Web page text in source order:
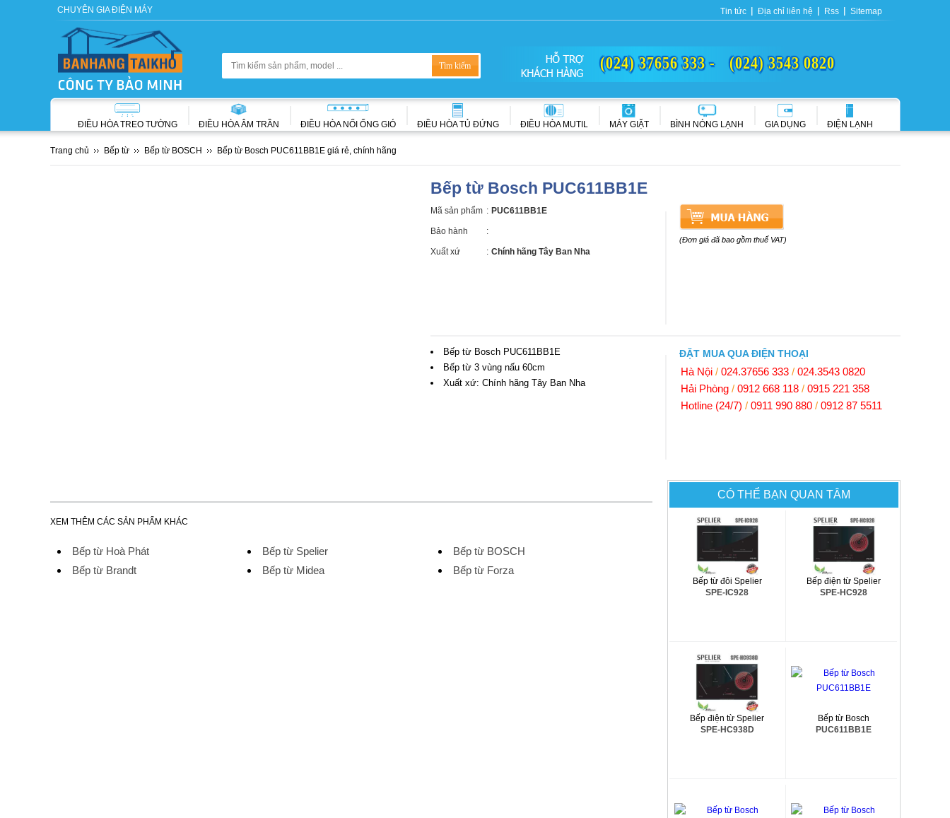
CHUYÊN GIA ĐIỆN MÁY Tin tức Địa chỉ liên hệ Rss Sitemap
(024) 37656 333 - (024) 3543 0820
ĐIỀU HÒA TREO TƯỜNG ĐIỀU HÒA ÂM TRẦN ĐIỀU HÒA NỐI ỐNG GIÓ ĐIỀU HÒA TỦ ĐỨNG ĐIỀU HÒA MUTIL MÁY GIẶT BÌNH NÓNG LẠNH GIA DỤNG ĐIỆN LẠNH
Trang chủ Bếp từ Bếp từ BOSCH Bếp từ Bosch PUC611BB1E giá rẻ, chính hãng
Bếp từ Bosch PUC611BB1E
Mã sản phẩm : PUC611BB1E
Bảo hành :
Xuất xứ : Chính hãng Tây Ban Nha
(Đơn giá đã bao gồm thuế VAT)
Bếp từ Bosch PUC611BB1E
Bếp từ 3 vùng nấu 60cm
Xuất xứ: Chính hãng Tây Ban Nha
ĐẶT MUA QUA ĐIỆN THOẠI
Hà Nội / 024.37656 333 / 024.3543 0820
Hải Phòng / 0912 668 118 / 0915 221 358
Hotline (24/7) / 0911 990 880 / 0912 87 5511
XEM THÊM CÁC SẢN PHẨM KHÁC
Bếp từ Hoà Phát Bếp từ Spelier
Bếp từ BOSCH
Bếp từ Brandt
Bếp từ Midea Bếp từ Forza
CÓ THỂ BẠN QUAN TÂM
Bếp từ đôi Spelier
SPE-IC928
Bếp điện từ Spelier
SPE-HC928
Bếp điện từ Spelier
SPE-HC938D
Bếp từ Bosch
PUC611BB1E